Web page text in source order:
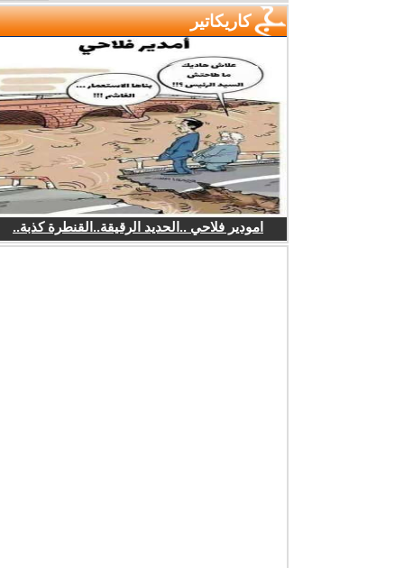
كاريكاتير
امودير فلاحي ..الحديد الرقيقة..القنطرة كذبة..